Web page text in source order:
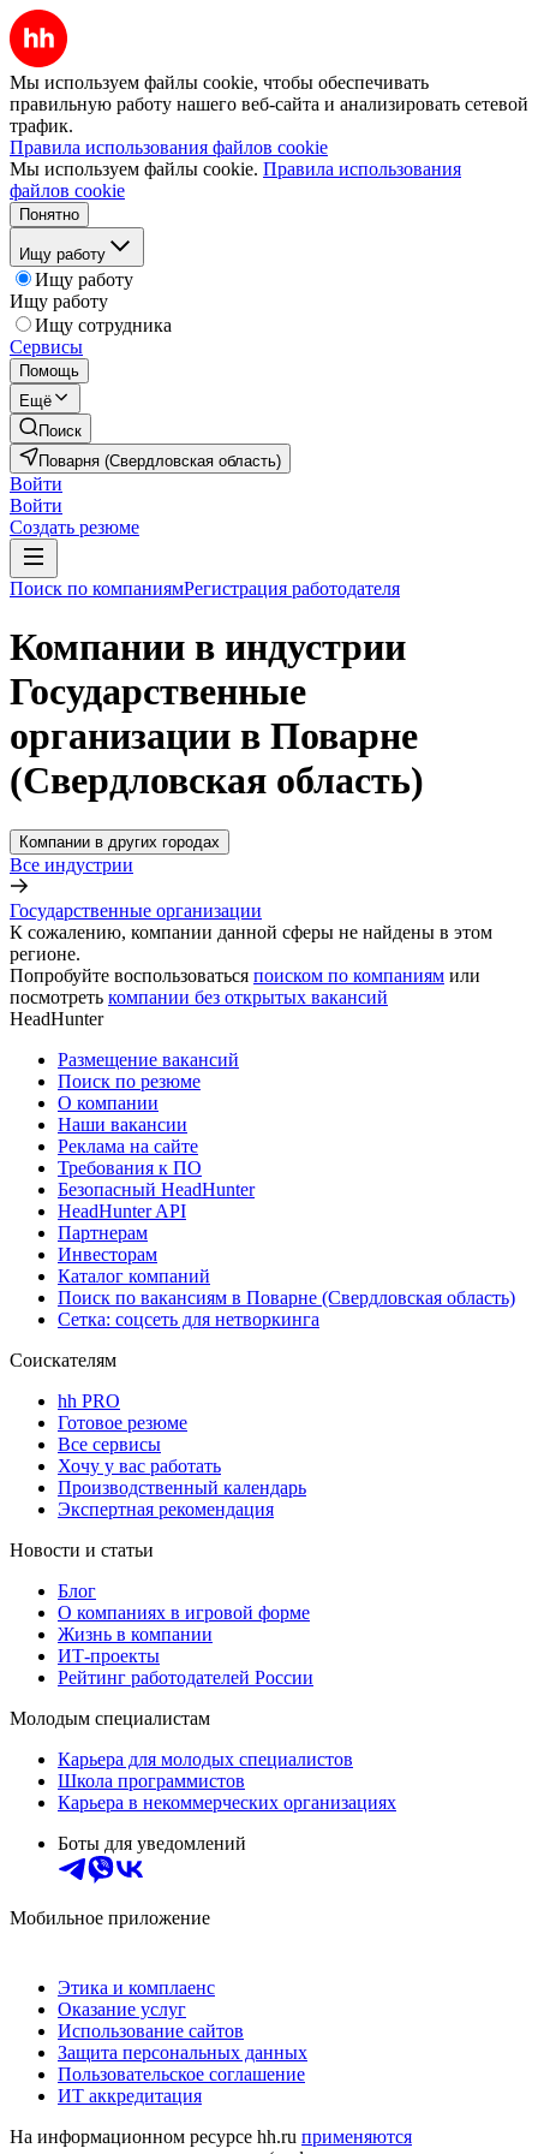
Мы используем файлы cookie, чтобы обеспечивать
правильную работу нашего веб-сайта и анализировать сетевой
трафик.
Правила использования файлов cookie
Мы используем файлы cookie. Правила использования
файлов cookie
Понятно
Ищу работу
Ищу работу
Ищу работу
Ищу сотрудника
Сервисы
Помощь
Ещё
Поиск
Поварня (Свердловская область)
Войти
Войти
Создать резюме
Поиск по компаниямРегистрация работодателя
Компании в индустрии
Государственные
организации в Поварне
(Свердловская область)
Компании в других городах
Все индустрии
Государственные организации
К сожалению, компании данной сферы не найдены в этом
регионе.
Попробуйте воспользоваться поиском по компаниям или
посмотреть компании без открытых вакансий
HeadHunter
Размещение вакансий
Поиск по резюме
О компании
Наши вакансии
Реклама на сайте
Требования к ПО
Безопасный HeadHunter
HeadHunter API
Партнерам
Инвесторам
Каталог компаний
Поиск по вакансиям в Поварне (Свердловская область)
Сетка: соцсеть для нетворкинга
Соискателям
hh PRO
Готовое резюме
Все сервисы
Хочу у вас работать
Производственный календарь
Экспертная рекомендация
Новости и статьи
Блог
О компаниях в игровой форме
Жизнь в компании
ИТ-проекты
Рейтинг работодателей России
Молодым специалистам
Карьера для молодых специалистов
Школа программистов
Карьера в некоммерческих организациях
Боты для уведомлений
Мобильное приложение
Этика и комплаенс
Оказание услуг
Использование сайтов
Защита персональных данных
Пользовательское соглашение
ИТ аккредитация
На информационном ресурсе hh.ru применяются